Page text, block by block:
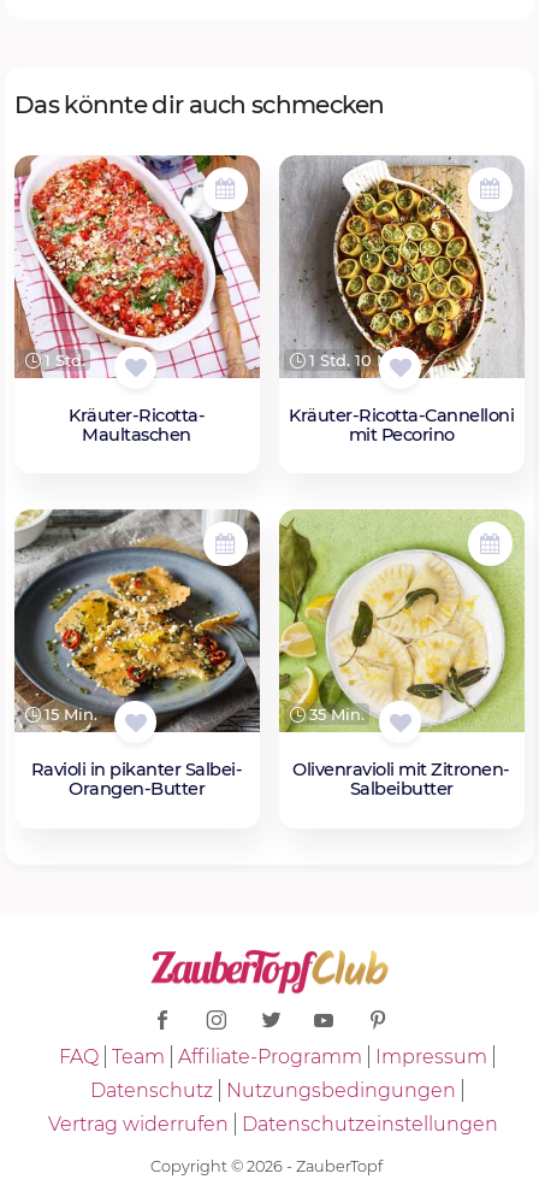
Das könnte dir auch schmecken
1 Std.
Kräuter-Ricotta-
Maultaschen
1 Std. 10 Min.
Kräuter-Ricotta-Cannelloni
mit Pecorino
15 Min.
Ravioli in pikanter Salbei-
Orangen-Butter
35 Min.
Olivenravioli mit Zitronen-
Salbeibutter
FAQ Team Affiliate-Programm
Impressum
Datenschutz
Nutzungsbedingungen
Vertrag widerrufen
Datenschutzeinstellungen
Copyright © 2026 - ZauberTopf